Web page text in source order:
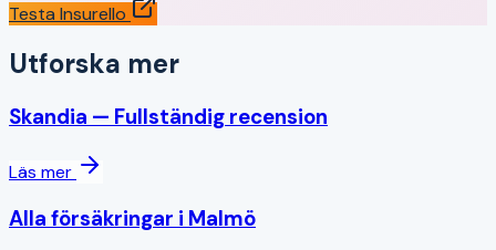
Testa Insurello
Utforska mer
Skandia — Fullständig recension
Läs mer
Alla försäkringar i Malmö